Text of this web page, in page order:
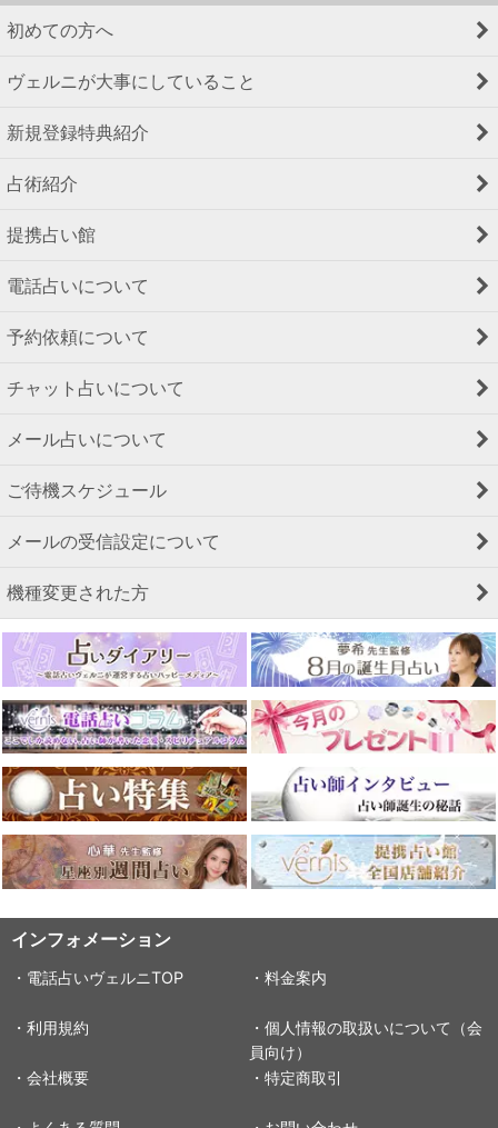
初めての方へ
ヴェルニが大事にしていること
新規登録特典紹介
占術紹介
提携占い館
電話占いについて
予約依頼について
チャット占いについて
メール占いについて
ご待機スケジュール
メールの受信設定について
機種変更された方
インフォメーション
・電話占いヴェルニTOP ・料金案内
・利用規約
・個人情報の取扱いについて（会
員向け）
・会社概要
・特定商取引